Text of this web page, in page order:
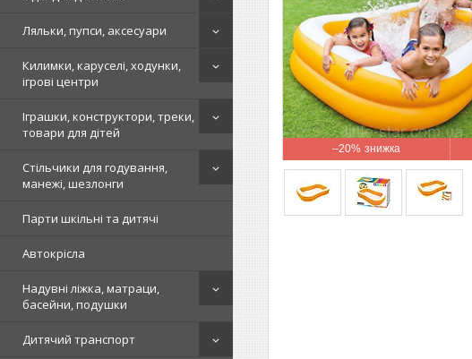
Ляльки, пупси, аксесуари
Килимки, каруселі, ходунки,
ігрові центри
Іграшки, конструктори, треки,
товари для дітей
Стільчики для годування,
манежі, шезлонги
Парти шкільні та дитячі
Автокрісла
Надувні ліжка, матраци,
басейни, подушки
Дитячий транспорт
–20%